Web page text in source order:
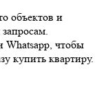
объектов и
Whatsapp, чтобы
купить квартиру.